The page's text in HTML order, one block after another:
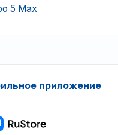
5 Max
приложение